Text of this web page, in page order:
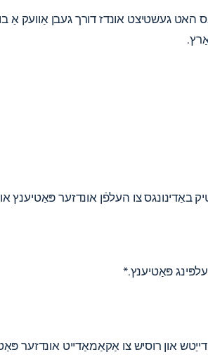
האט געשטיצט אונדז דורך געבן אַוועק אַ
צו העלפֿן אונדזער פּאַטיענץ
פּאַטיענץ.*
און רוסיש צו אַקאַמאַדייט אונדזער